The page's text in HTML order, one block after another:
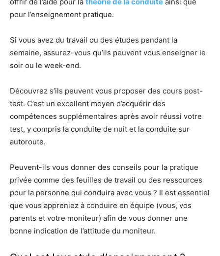
pour l’enseignement pratique.
Si vous avez du travail ou des études pendant la
semaine, assurez-vous qu’ils peuvent vous enseigner le
soir ou le week-end.
Découvrez s’ils peuvent vous proposer des cours post-
test. C’est un excellent moyen d’acquérir des
compétences supplémentaires après avoir réussi votre
test, y compris la conduite de nuit et la conduite sur
autoroute.
Peuvent-ils vous donner des conseils pour la pratique
privée comme des feuilles de travail ou des ressources
pour la personne qui conduira avec vous ? Il est essentiel
que vous appreniez à conduire en équipe (vous, vos
parents et votre moniteur) afin de vous donner une
bonne indication de l’attitude du moniteur.